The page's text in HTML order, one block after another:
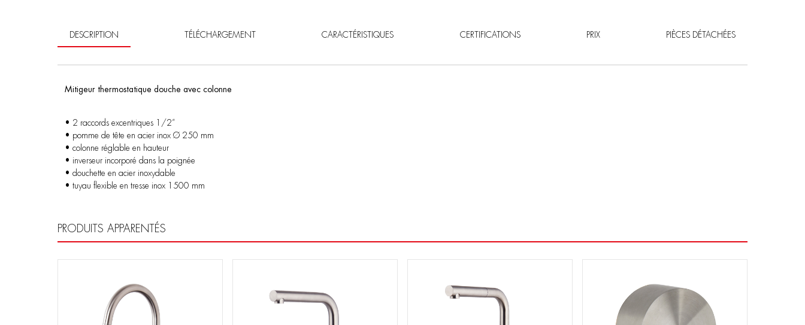
DESCRIPTION TÉLÉCHARGEMENT CARACTÉRISTIQUES CERTIFICATIONS PRIX PIÈCES DÉTACHÉES
Mitigeur thermostatique douche avec colonne
• 2 raccords excentriques 1/2”
• pomme de tête en acier inox Ø 250 mm
• colonne réglable en hauteur
• inverseur incorporé dans la poignée
• douchette en acier inoxydable
• tuyau flexible en tresse inox 1500 mm
PRODUITS APPARENTÉS